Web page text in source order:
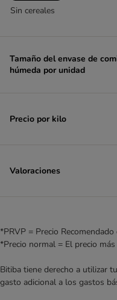
Rafi
Taste of the Wild
Terra Canis
Wiejska Zagroda
Concept for Life Veterinary
Rinti Canine Diet
Rocco Diet Care
Virbac Veterinary HPM
Sin cereales
Tamaño del envase de
húmeda por unidad
Precio por kilo
Valoraciones
*PRVP = Precio
*Precio normal = El precio
Bitiba tiene derecho a utilizar
gasto adicional a los gastos